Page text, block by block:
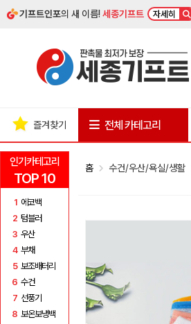
기프트인포의 새 이름!세종기프트 자세히
인기카테고리
TOP 10
1 에코백
2 텀블러
3 우산
4 부채
5 보조배터리
6 수건
7 선풍기
8 보온보냉백
즐겨찾기 전체 카테고리
홈 수건/우산/욕실/생활